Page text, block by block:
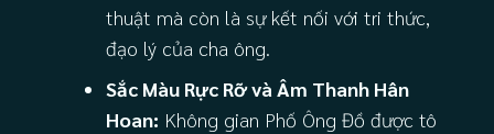
thuật mà còn là sự kết nối với tri thức,
đạo lý của cha ông.
Sắc Màu Rực Rỡ và Âm Thanh Hân
Hoan: Không gian Phố Ông Đồ được tô